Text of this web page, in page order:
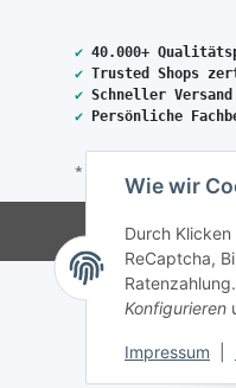
Wie wir
Durch
ReCaptcha,
Konfigurieren
Impressum
✔ 40.000+
✔ Trusted Shops
✔ Schneller Versand
✔
Persönliche
* Alle Preise inkl.